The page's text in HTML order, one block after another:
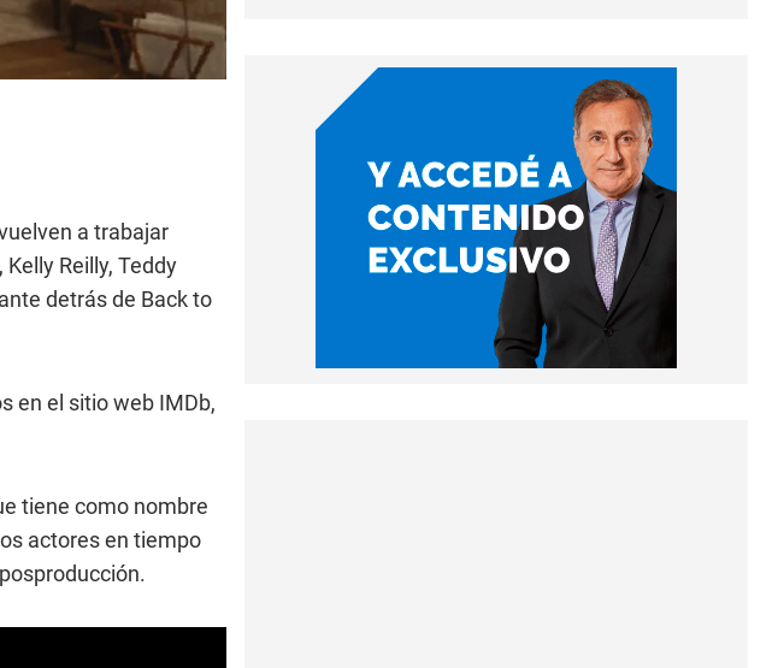
a trabajar
Reilly, Teddy
detrás de Back to
en el sitio web IMDb,
tiene como nombre
actores en tiempo